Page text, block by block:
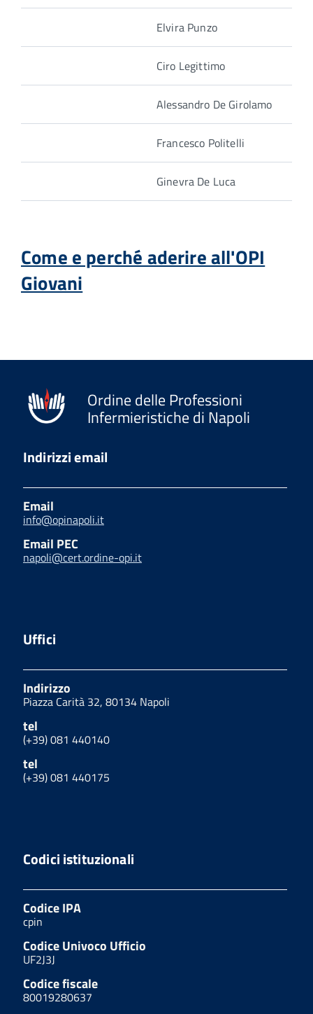
Elvira Punzo
Ciro Legittimo
Alessandro De Girolamo
Francesco Politelli
Ginevra De Luca
Come e perché aderire all'OPI
Giovani
Ordine delle Professioni
Infermieristiche di Napoli
Indirizzi email
Email
info@opinapoli.it
Email PEC
napoli@cert.ordine-opi.it
Uffici
Indirizzo
Piazza Carità 32, 80134 Napoli
tel
(+39) 081 440140
tel
(+39) 081 440175
Codici istituzionali
Codice IPA
cpin
Codice Univoco Ufficio
UF2J3J
Codice fiscale
80019280637